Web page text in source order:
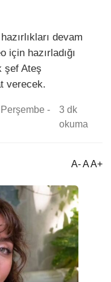
devam
için hazırladığı
şef Ateş
verecek.
-
3 dk
okuma
A- A A+